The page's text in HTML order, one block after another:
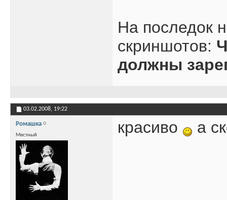
На последок
скриншотов:
должны
03.02.2008, 19:22
Ромашка
Местный красиво а